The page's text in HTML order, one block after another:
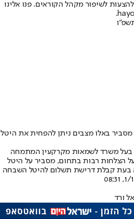
לשיפור מקהל הקוראים. פנו אלינו
מסביר באלו מצבים ניתן להפחית את היטל
בעל משרד לשמאות מקרקעין המתמחה
הצלחות רבות בתחום, מסביר על היטל
בעת קבלת דרישת תשלום להיטל השבחה
1/
ורד